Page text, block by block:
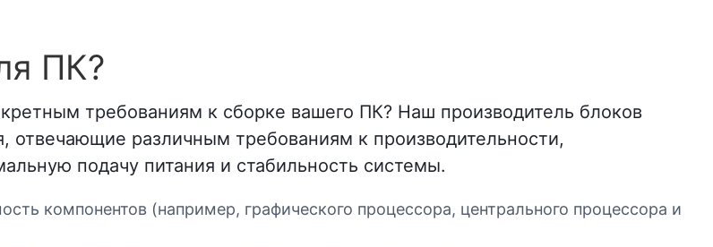
ПК?
требованиям к сборке вашего ПК? Наш производитель блоков
отвечающие различным требованиям к производительности,
подачу питания и стабильность системы.
компонентов (например, графического процессора, центрального процессора и